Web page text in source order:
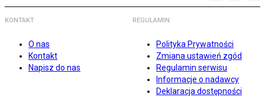
KONTAKT
O nas
Kontakt
Napisz do nas
REGULAMIN
Polityka Prywatności
Zmiana ustawień zgód
Regulamin serwisu
Informacje o nadawcy
Deklaracja dostępności